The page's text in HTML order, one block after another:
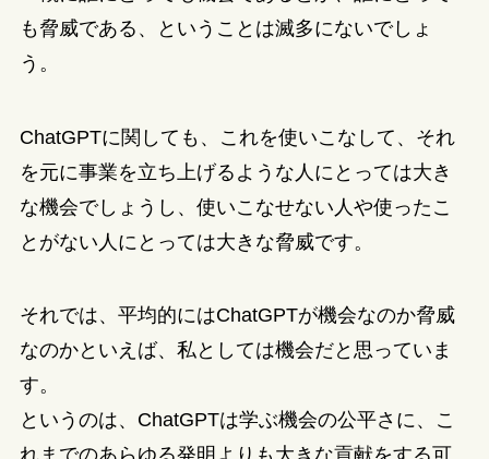
も脅威である、ということは滅多にないでしょ
う。
ChatGPTに関しても、これを使いこなして、それ
を元に事業を立ち上げるような人にとっては大き
な機会でしょうし、使いこなせない人や使ったこ
とがない人にとっては大きな脅威です。
それでは、平均的にはChatGPTが機会なのか脅威
なのかといえば、私としては機会だと思っていま
す。
というのは、ChatGPTは学ぶ機会の公平さに、こ